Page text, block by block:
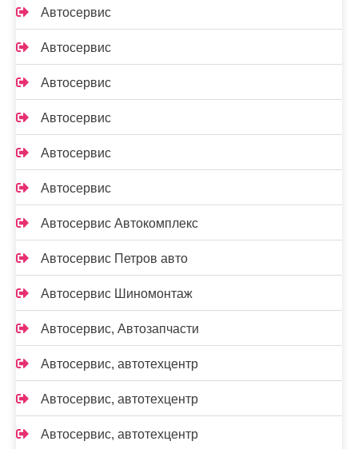
Автосервис
Автосервис
Автосервис
Автосервис
Автосервис
Автосервис
Автосервис Автокомплекс
Автосервис Петров авто
Автосервис Шиномонтаж
Автосервис, Автозапчасти
Автосервис, автотехцентр
Автосервис, автотехцентр
Автосервис, автотехцентр